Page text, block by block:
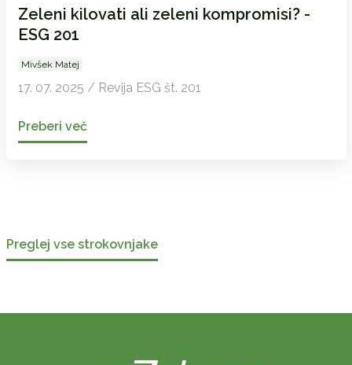
Zeleni kilovati ali zeleni kompromisi? -
ESG 201
Mivšek Matej
17. 07. 2025 / Revija ESG št. 201
Preberi več
Preglej vse strokovnjake